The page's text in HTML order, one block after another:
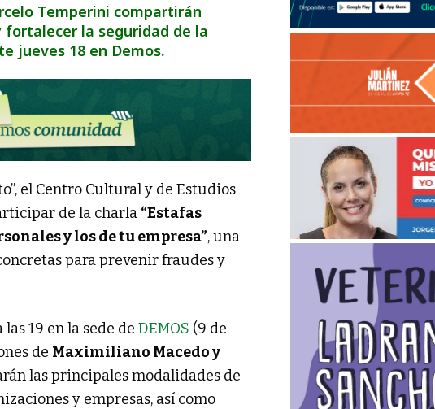
Temperini compartirán
la seguridad de la
jueves 18 en Demos.
el Centro Cultural y de Estudios
de la charla “Estafas
y los de tu empresa”, una
para prevenir fraudes y
19 en la sede de DEMOS (9 de
de Maximiliano Macedo y
las principales modalidades de
y empresas, así como